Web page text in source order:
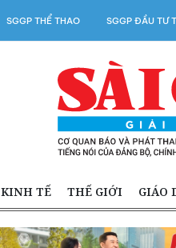
SGGP THỂ THAO SGGP ĐẦU TƯ
KINH TẾ THẾ GIỚI GIÁO